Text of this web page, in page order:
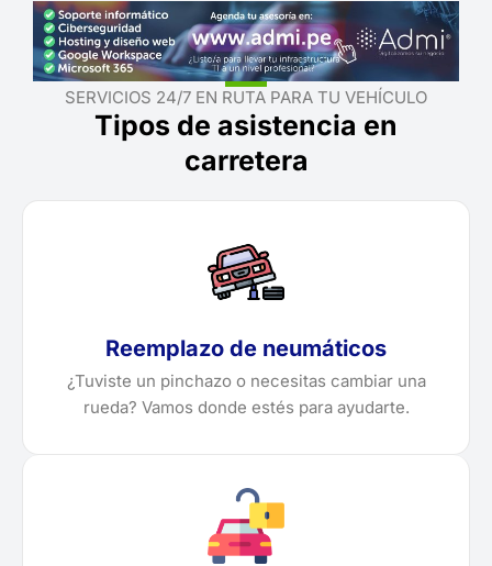
SERVICIOS 24/7 EN RUTA PARA TU VEHÍCULO
Tipos de asistencia en
carretera
Reemplazo de neumáticos
¿Tuviste un pinchazo o necesitas cambiar una
rueda? Vamos donde estés para ayudarte.